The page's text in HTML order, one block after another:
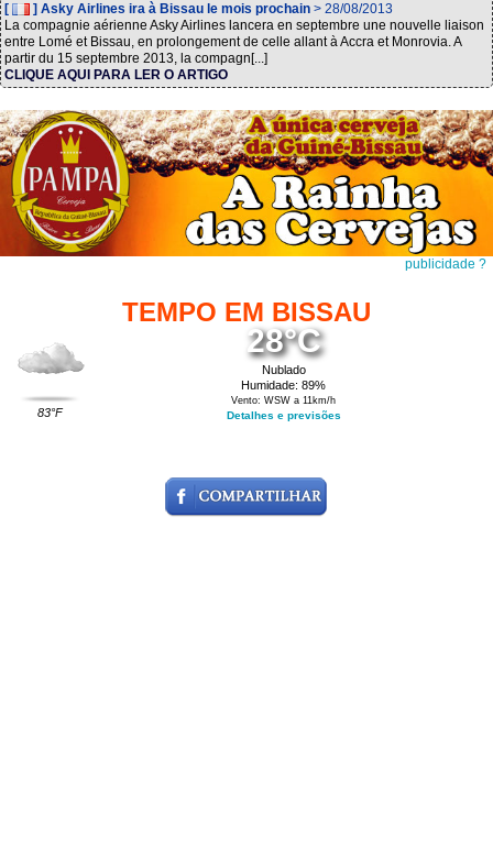
[ ] Asky Airlines ira à Bissau le mois prochain > 28/08/2013
La compagnie aérienne Asky Airlines lancera en septembre une nouvelle liaison
entre Lomé et Bissau, en prolongement de celle allant à Accra et Monrovia. A
partir du 15 septembre 2013, la compagn[...]
CLIQUE AQUI PARA LER O ARTIGO
publicidade ?
TEMPO EM BISSAU
83°F
28°C
Nublado
Humidade: 89%
Vento: WSW a 11km/h
Detalhes e previsões